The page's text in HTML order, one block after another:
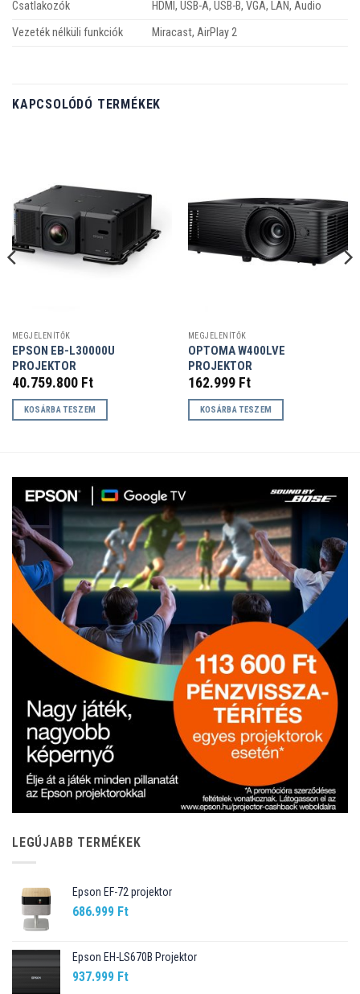
Csatlakozók
HDMI, USB-A, USB-B, VGA, LAN, Audio
Vezeték nélküli funkciók
Miracast, AirPlay 2
KAPCSOLÓDÓ TERMÉKEK
MEGJELENÍTŐK
EPSON EB-L30000U
PROJEKTOR
40.759.800 Ft
KOSÁRBA TESZEM
MEGJELENÍTŐK
OPTOMA W400LVE
PROJEKTOR
162.999 Ft
KOSÁRBA TESZEM
LEGÚJABB TERMÉKEK
Epson EF-72 projektor
686.999 Ft
Epson EH-LS670B Projektor
937.999 Ft